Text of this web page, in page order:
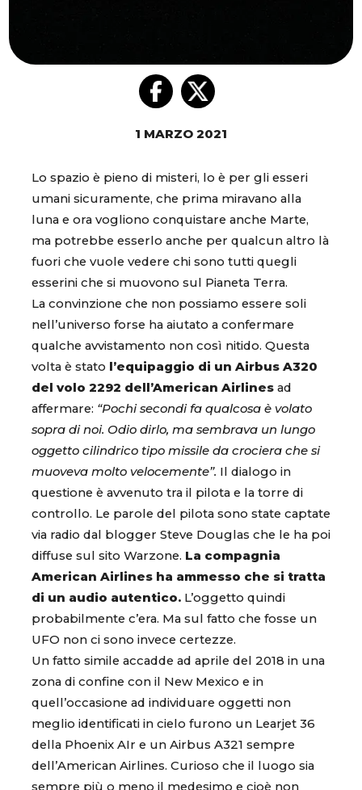
1 MARZO 2021
Lo spazio è pieno di misteri, lo è per gli esseri
umani sicuramente, che prima miravano alla
luna e ora vogliono conquistare anche Marte,
ma potrebbe esserlo anche per qualcun altro là
fuori che vuole vedere chi sono tutti quegli
esserini che si muovono sul Pianeta Terra.
La convinzione che non possiamo essere soli
nell’universo forse ha aiutato a confermare
qualche avvistamento non così nitido. Questa
volta è stato l’equipaggio di un Airbus A320
del volo 2292 dell’American Airlines ad
affermare: “Pochi secondi fa qualcosa è volato
sopra di noi. Odio dirlo, ma sembrava un lungo
oggetto cilindrico tipo missile da crociera che si
muoveva molto velocemente”. Il dialogo in
questione è avvenuto tra il pilota e la torre di
controllo. Le parole del pilota sono state captate
via radio dal blogger Steve Douglas che le ha poi
diffuse sul sito Warzone. La compagnia
American Airlines ha ammesso che si tratta
di un audio autentico. L’oggetto quindi
probabilmente c’era. Ma sul fatto che fosse un
UFO non ci sono invece certezze.
Un fatto simile accadde ad aprile del 2018 in una
zona di confine con il New Mexico e in
quell’occasione ad individuare oggetti non
meglio identificati in cielo furono un Learjet 36
della Phoenix AIr e un Airbus A321 sempre
dell’American Airlines. Curioso che il luogo sia